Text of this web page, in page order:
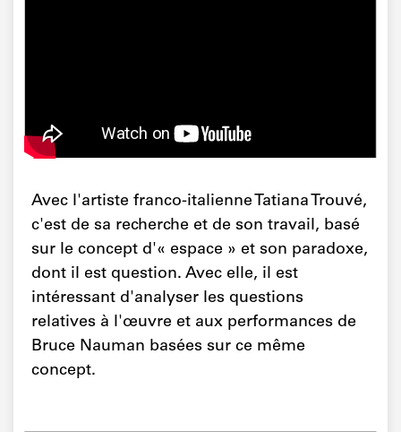
Avec l'artiste franco-italienne Tatiana Trouvé,
c'est de sa recherche et de son travail, basé
sur le concept d'« espace » et son paradoxe,
dont il est question. Avec elle, il est
intéressant d'analyser les questions
relatives à l'œuvre et aux performances de
Bruce Nauman basées sur ce même
concept.